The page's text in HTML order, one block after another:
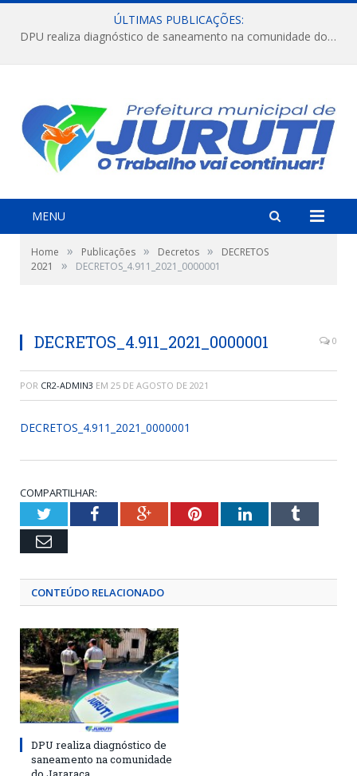
ÚLTIMAS PUBLICAÇÕES:
DPU realiza diagnóstico de saneamento na comunidade do Jararaca.
MENU
Home » Publicações » Decretos »
DECRETOS
2021
» DECRETOS_4.911_2021_0000001
DECRETOS_4.911_2021_0000001 0
POR CR2-ADMIN3 EM 25 DE AGOSTO DE 2021
DECRETOS_4.911_2021_0000001
COMPARTILHAR:
TwitterFacebookGoogle+PinterestLinkedInTumblr
Email
CONTEÚDO RELACIONADO
DPU realiza diagnóstico de
saneamento na comunidade